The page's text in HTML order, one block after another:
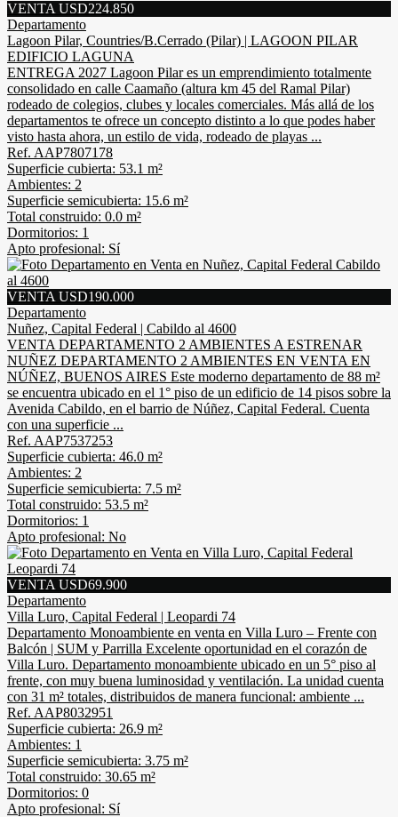
VENTA USD224.850
Departamento
Lagoon Pilar, Countries/B.Cerrado (Pilar) | LAGOON PILAR
EDIFICIO LAGUNA
ENTREGA 2027 Lagoon Pilar es un emprendimiento totalmente
consolidado en calle Caamaño (altura km 45 del Ramal Pilar)
rodeado de colegios, clubes y locales comerciales. Más allá de los
departamentos te ofrece un concepto distinto a lo que podes haber
visto hasta ahora, un estilo de vida, rodeado de playas ...
Ref. AAP7807178
Superficie cubierta: 53.1 m²
Ambientes: 2
Superficie semicubierta: 15.6 m²
Total construido: 0.0 m²
Dormitorios: 1
Apto profesional: Sí
VENTA USD190.000
Departamento
Nuñez, Capital Federal | Cabildo al 4600
VENTA DEPARTAMENTO 2 AMBIENTES A ESTRENAR
NUÑEZ DEPARTAMENTO 2 AMBIENTES EN VENTA EN
NÚÑEZ, BUENOS AIRES Este moderno departamento de 88 m²
se encuentra ubicado en el 1° piso de un edificio de 14 pisos sobre la
Avenida Cabildo, en el barrio de Núñez, Capital Federal. Cuenta
con una superficie ...
Ref. AAP7537253
Superficie cubierta: 46.0 m²
Ambientes: 2
Superficie semicubierta: 7.5 m²
Total construido: 53.5 m²
Dormitorios: 1
Apto profesional: No
VENTA USD69.900
Departamento
Villa Luro, Capital Federal | Leopardi 74
Departamento Monoambiente en venta en Villa Luro – Frente con
Balcón | SUM y Parrilla Excelente oportunidad en el corazón de
Villa Luro. Departamento monoambiente ubicado en un 5° piso al
frente, con muy buena luminosidad y ventilación. La unidad cuenta
con 31 m² totales, distribuidos de manera funcional: ambiente ...
Ref. AAP8032951
Superficie cubierta: 26.9 m²
Ambientes: 1
Superficie semicubierta: 3.75 m²
Total construido: 30.65 m²
Dormitorios: 0
Apto profesional: Sí